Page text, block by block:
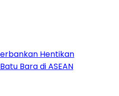
Hentikan
Bara di ASEAN